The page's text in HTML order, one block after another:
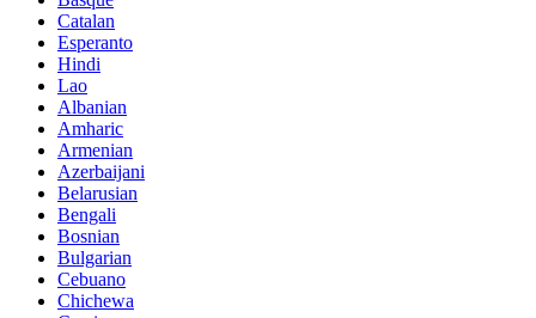
Catalan
Esperanto
Hindi
Lao
Albanian
Amharic
Armenian
Azerbaijani
Belarusian
Bengali
Bosnian
Bulgarian
Cebuano
Chichewa